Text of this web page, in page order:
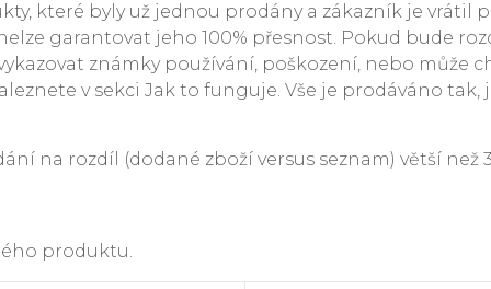
které byly už jednou prodány a zákazník je vrátil
garantovat jeho 100% přesnost. Pokud bude
známky používání, poškození, nebo může
v sekci Jak to funguje. Vše je prodáváno tak,
na rozdíl (dodané zboží versus seznam) větší než 3
produktu.